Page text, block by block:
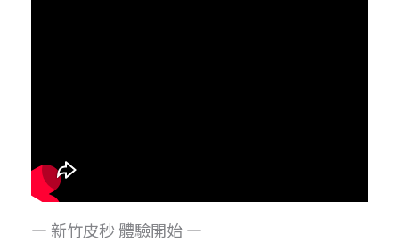
— 新竹皮秒 體驗開始 —